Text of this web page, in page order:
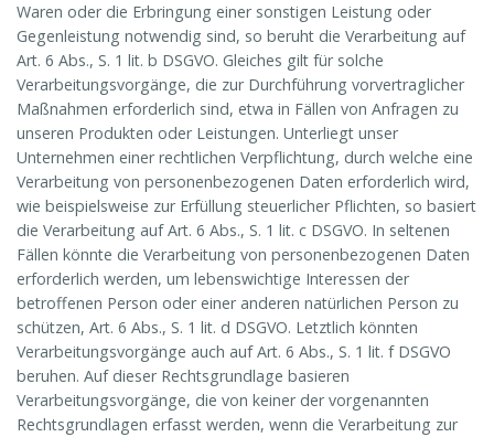
Waren oder die Erbringung einer sonstigen Leistung oder
Gegenleistung notwendig sind, so beruht die Verarbeitung auf
Art. 6 Abs., S. 1 lit. b DSGVO. Gleiches gilt für solche
Verarbeitungsvorgänge, die zur Durchführung vorvertraglicher
Maßnahmen erforderlich sind, etwa in Fällen von Anfragen zu
unseren Produkten oder Leistungen. Unterliegt unser
Unternehmen einer rechtlichen Verpflichtung, durch welche eine
Verarbeitung von personenbezogenen Daten erforderlich wird,
wie beispielsweise zur Erfüllung steuerlicher Pflichten, so basiert
die Verarbeitung auf Art. 6 Abs., S. 1 lit. c DSGVO. In seltenen
Fällen könnte die Verarbeitung von personenbezogenen Daten
erforderlich werden, um lebenswichtige Interessen der
betroffenen Person oder einer anderen natürlichen Person zu
schützen, Art. 6 Abs., S. 1 lit. d DSGVO. Letztlich könnten
Verarbeitungsvorgänge auch auf Art. 6 Abs., S. 1 lit. f DSGVO
beruhen. Auf dieser Rechtsgrundlage basieren
Verarbeitungsvorgänge, die von keiner der vorgenannten
Rechtsgrundlagen erfasst werden, wenn die Verarbeitung zur